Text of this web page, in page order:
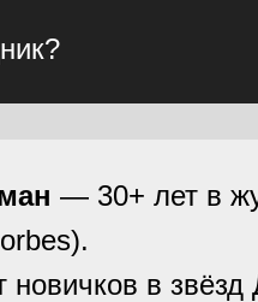
— 30+ лет в
в